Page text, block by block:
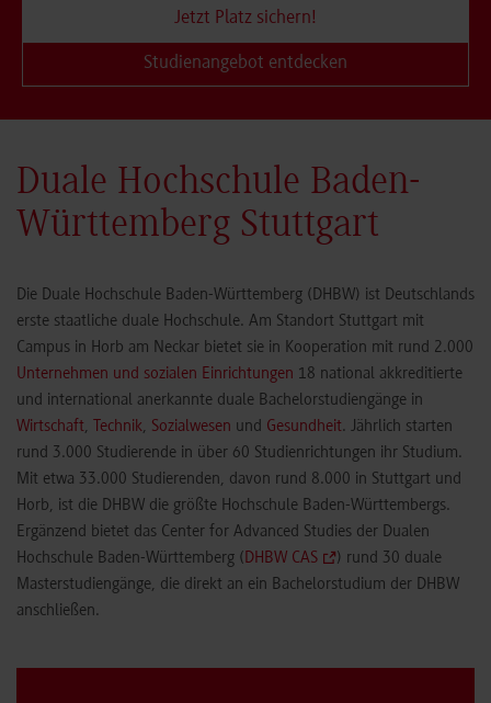
Jetzt Platz sichern!
Studienangebot entdecken
Duale Hochschule Baden-
Württemberg Stuttgart
Die Duale Hochschule Baden-Württemberg (DHBW) ist Deutschlands
erste staatliche duale Hochschule. Am Standort Stuttgart mit
Campus in Horb am Neckar bietet sie in Kooperation mit rund 2.000
Unternehmen und sozialen Einrichtungen 18 national akkreditierte
und international anerkannte duale Bachelorstudiengänge in
Wirtschaft, Technik, Sozialwesen und Gesundheit. Jährlich starten
rund 3.000 Studierende in über 60 Studienrichtungen ihr Studium.
Mit etwa 33.000 Studierenden, davon rund 8.000 in Stuttgart und
Horb, ist die DHBW die größte Hochschule Baden-Württembergs.
Ergänzend bietet das Center for Advanced Studies der Dualen
Hochschule Baden-Württemberg (DHBW CAS
) rund 30 duale
Masterstudiengänge, die direkt an ein Bachelorstudium der DHBW
anschließen.